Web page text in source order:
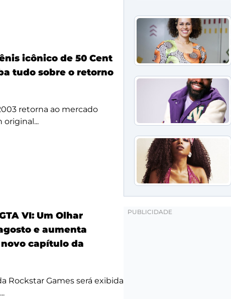
icônico de 50 Cent
tudo sobre o retorno
retorna ao mercado
original...
VI: Um Olhar
e aumenta
capítulo da
Rockstar Games será exibida